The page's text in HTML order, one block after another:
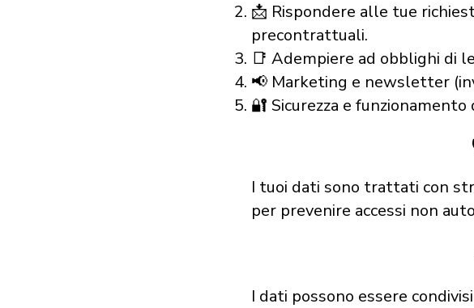
📩 Rispondere alle tue
precontrattuali.
📑 Adempiere ad obblighi di
📢 Marketing e newsletter
🔐 Sicurezza e
I tuoi dati sono trattati con
per prevenire accessi non
I dati possono essere